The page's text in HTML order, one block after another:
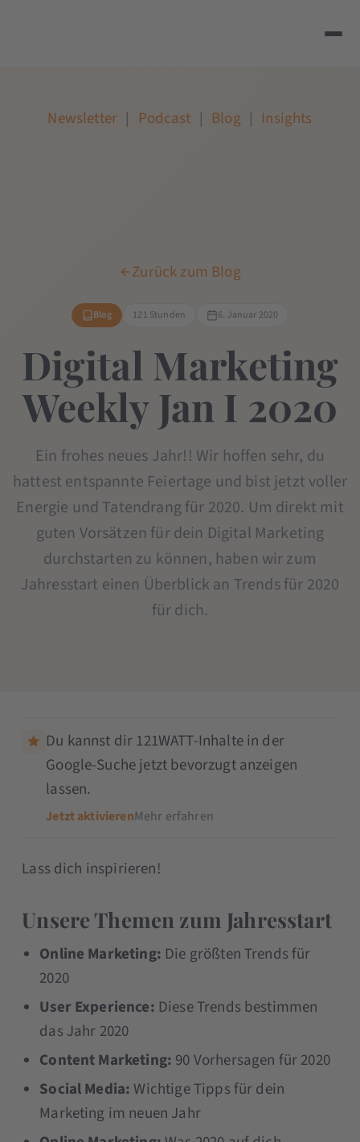
Newsletter | Podcast | Blog | Insights
Zurück zum Blog
Blog 121 Stunden 6. Januar 2020
Digital Marketing
Weekly Jan I 2020
Ein frohes neues Jahr!! Wir hoffen sehr, du
hattest entspannte Feiertage und bist jetzt voller
Energie und Tatendrang für 2020. Um direkt mit
guten Vorsätzen für dein Digital Marketing
durchstarten zu können, haben wir zum
Jahresstart einen Überblick an Trends für 2020
für dich.
Du kannst dir 121WATT-Inhalte in der
Google-Suche jetzt bevorzugt anzeigen
lassen.
Jetzt aktivierenMehr erfahren
Lass dich inspirieren!
Unsere Themen zum Jahresstart
Online Marketing: Die größten Trends für
2020
User Experience: Diese Trends bestimmen
das Jahr 2020
Content Marketing: 90 Vorhersagen für 2020
Social Media:Wichtige Tipps für dein
Marketing im neuen Jahr